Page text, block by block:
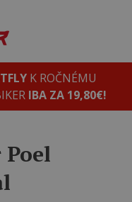
K ROČNÉMU
IBA ZA 19,80€!